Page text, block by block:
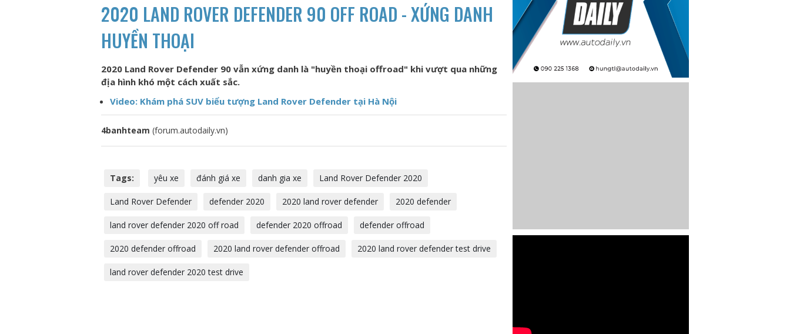
2020 LAND ROVER DEFENDER 90 OFF ROAD - XỨNG DANH
HUYỀN THOẠI
2020 Land Rover Defender 90 vẫn xứng danh là "huyền thoại offroad" khi vượt qua những
địa hình khó một cách xuất sắc.
Video: Khám phá SUV biểu tượng Land Rover Defender tại Hà Nội
4banhteam (forum.autodaily.vn)
Tags: yêu xe đánh giá xe danh gia xe Land Rover Defender 2020
Land Rover Defender defender 2020 2020 land rover defender 2020 defender
land rover defender 2020 off road defender 2020 offroad defender offroad
2020 defender offroad 2020 land rover defender offroad 2020 land rover defender test drive
land rover defender 2020 test drive